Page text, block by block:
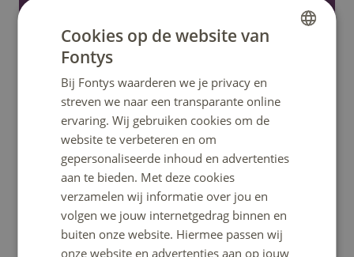
Ga snel naar
Opleidingen
Cookies op de website van
Fontys
Bij Fontys waarderen we je privacy en
streven we naar een transparante online
ervaring. Wij gebruiken cookies om de
website te verbeteren en om
gepersonaliseerde inhoud en advertenties
aan te bieden. Met deze cookies
verzamelen wij informatie over jou en
volgen we jouw internetgedrag binnen en
buiten onze website. Hiermee passen wij
onze website en advertenties aan op jouw